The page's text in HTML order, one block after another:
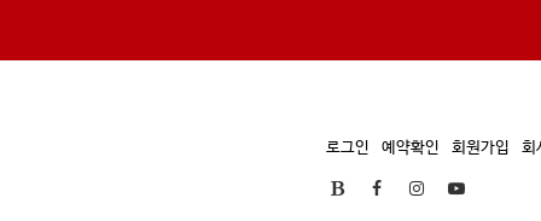
로그인 예약확인 회원가입 회